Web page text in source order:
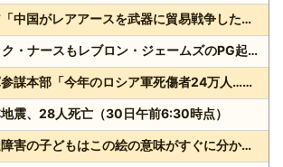
台湾メディア「中国がレアアースを武器に貿易戦争した結果www」
【NBA】ニック・ナースもレブロン・ジェームズのPG起用を示唆か
ウクライナ軍参謀本部「今年のロシア軍死傷者24万人…新規兵力の募集規模を上回る」！
地震、28人死亡（30日午前6:30時点）
【画像】発達障害の子どもはこの絵の意味がすぐに分からないらしい